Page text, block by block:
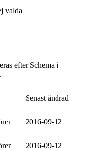
valda
efter Schema i
Senast ändrad
2016-09-12
2016-09-12